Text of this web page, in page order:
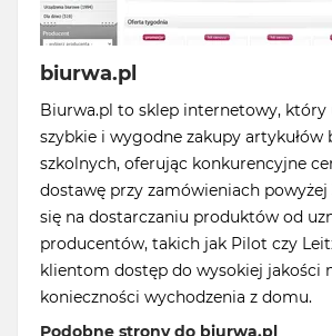
biurwa.pl
Biurwa.pl to sklep internetowy, który
szybkie i wygodne zakupy artykułów
szkolnych, oferując konkurencyjne
dostawę przy zamówieniach powyżej
się na dostarczaniu produktów od
producentów, takich jak Pilot czy
klientom dostęp do wysokiej jakości
konieczności wychodzenia z domu.
Podobne strony do biurwa.pl